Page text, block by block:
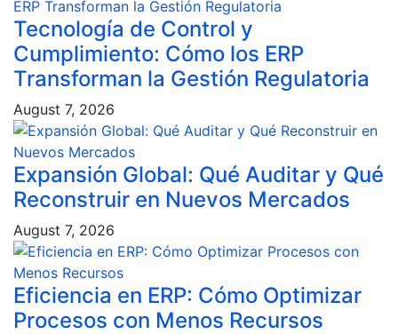
Tecnología de Control y
Cumplimiento: Cómo los ERP
Transforman la Gestión Regulatoria
August 7, 2026
Expansión Global: Qué Auditar y Qué
Reconstruir en Nuevos Mercados
August 7, 2026
Eficiencia en ERP: Cómo Optimizar
Procesos con Menos Recursos